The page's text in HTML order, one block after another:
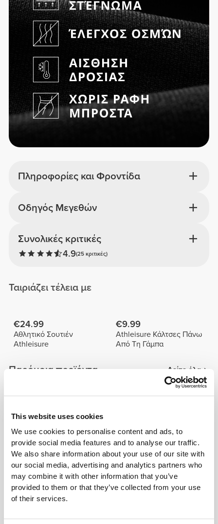
This website uses cookies
We use cookies to personalise content and ads, to
provide social media features and to analyse our traffic.
We also share information about your use of our site with
our social media, advertising and analytics partners who
may combine it with other information that you’ve
provided to them or that they’ve collected from your use
of their services.
Πληροφορίες και Φροντίδα
Συνολικές κριτικές
4.9(25 κριτικές)
Οδηγός Μεγεθών
Ταιριάζει τέλεια με
€24.99
Αθλητικό Σουτιέν
Athleisure
€9.99
Athleisure Κάλτσες Πάνω
Από Τη Γάμπα
Παρόμοια προϊόντα Δείτε όλα
Athleisure Σορτς Μέσης
€19.99
Athleisure Σορτς Μέσης
Ύψους
€24.99
Athleisure Ποδηλατικό
Σορτς Μέσης
Τα πιο δημοφιλή